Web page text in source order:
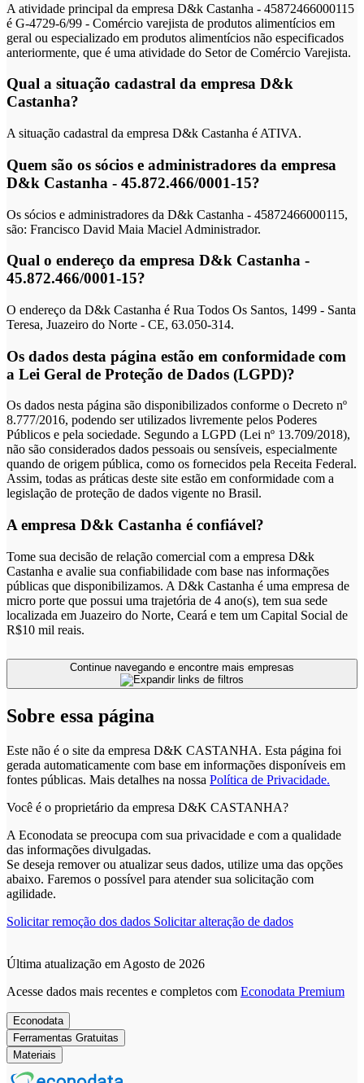
A atividade principal da empresa D&k Castanha - 45872466000115
é G-4729-6/99 - Comércio varejista de produtos alimentícios em
geral ou especializado em produtos alimentícios não especificados
anteriormente, que é uma atividade do Setor de Comércio Varejista.
Qual a situação cadastral da empresa D&k
Castanha?
A situação cadastral da empresa D&k Castanha é ATIVA.
Quem são os sócios e administradores da empresa
D&k Castanha - 45.872.466/0001-15?
Os sócios e administradores da D&k Castanha - 45872466000115,
são: Francisco David Maia Maciel Administrador.
Qual o endereço da empresa D&k Castanha -
45.872.466/0001-15?
O endereço da D&k Castanha é Rua Todos Os Santos, 1499 - Santa
Teresa, Juazeiro do Norte - CE, 63.050-314.
Os dados desta página estão em conformidade com
a Lei Geral de Proteção de Dados (LGPD)?
Os dados nesta página são disponibilizados conforme o Decreto nº
8.777/2016, podendo ser utilizados livremente pelos Poderes
Públicos e pela sociedade. Segundo a LGPD (Lei nº 13.709/2018),
não são considerados dados pessoais ou sensíveis, especialmente
quando de origem pública, como os fornecidos pela Receita Federal.
Assim, todas as práticas deste site estão em conformidade com a
legislação de proteção de dados vigente no Brasil.
A empresa D&k Castanha é confiável?
Tome sua decisão de relação comercial com a empresa D&k
Castanha e avalie sua confiabilidade com base nas informações
públicas que disponibilizamos. A D&k Castanha é uma empresa de
micro porte que possui uma trajetória de 4 ano(s), tem sua sede
localizada em Juazeiro do Norte, Ceará e tem um Capital Social de
R$10 mil reais.
Sobre essa página
Este não é o site da empresa D&K CASTANHA. Esta página foi
gerada automaticamente com base em informações disponíveis em
fontes públicas. Mais detalhes na nossa Política de Privacidade.
Você é o proprietário da empresa D&K CASTANHA?
A Econodata se preocupa com sua privacidade e com a qualidade
das informações divulgadas.
Se deseja remover ou atualizar seus dados, utilize uma das opções
abaixo. Faremos o possível para atender sua solicitação com
agilidade.
Solicitar remoção dos dados Solicitar alteração de dados
Última atualização em Agosto de 2026
Acesse dados mais recentes e completos com Econodata Premium
Econodata
Ferramentas Gratuitas
Materiais